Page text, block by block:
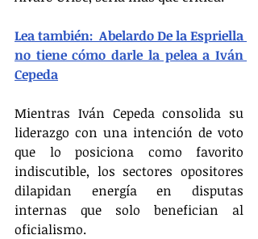
Lea también:  Abelardo De la Espriella
no tiene cómo darle la pelea a Iván
Cepeda
Mientras Iván Cepeda consolida su
liderazgo con una intención de voto
que lo posiciona como favorito
indiscutible, los sectores opositores
dilapidan energía en disputas
internas que solo benefician al
oficialismo.